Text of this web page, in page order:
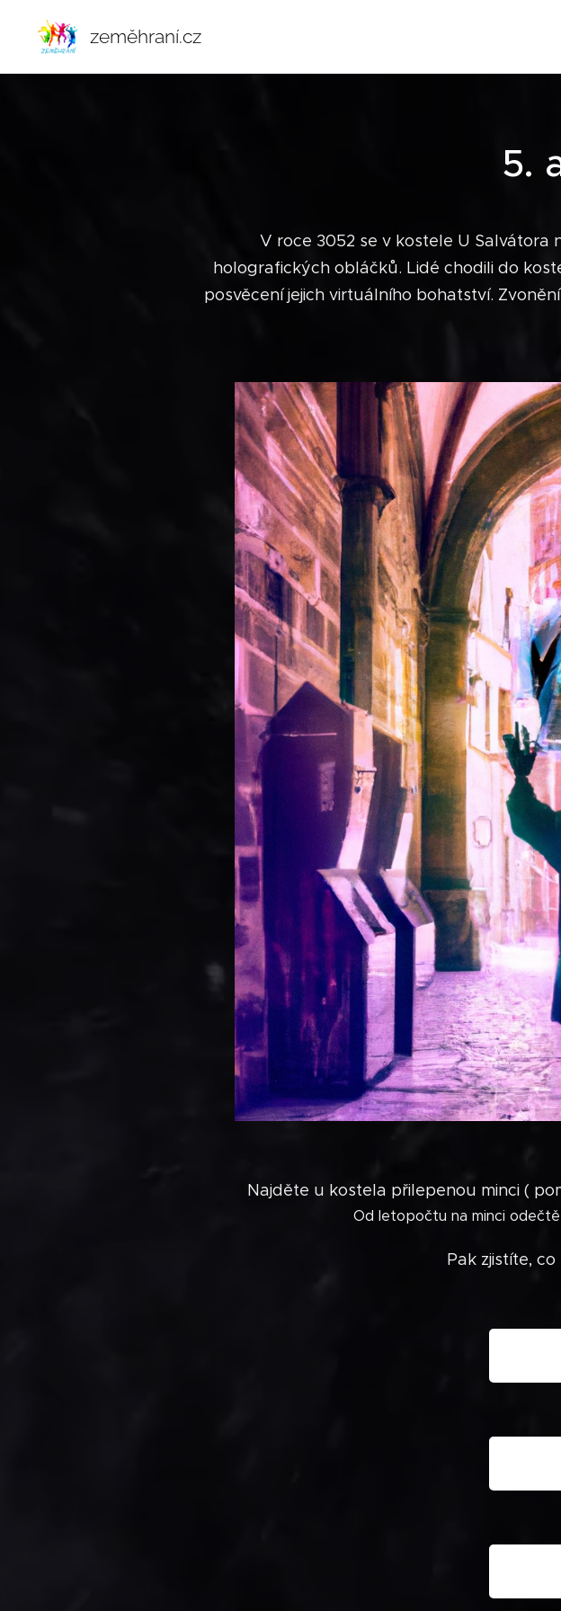
zeměhraní.cz
5.
V roce 3052 se v kostele U Salvátora
holografických obláčků. Lidé chodili do
posvěcení jejich virtuálního bohatství.
Najděte u kostela přilepenou minci (
Od letopočtu na minci
Pak zjistíte,